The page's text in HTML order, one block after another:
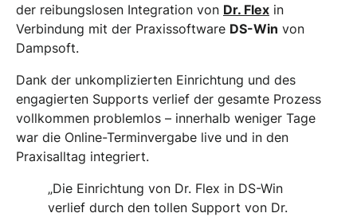
der reibungslosen Integration von Dr. Flex in
Verbindung mit der Praxissoftware DS-Win von
Dampsoft.
Dank der unkomplizierten Einrichtung und des
engagierten Supports verlief der gesamte Prozess
vollkommen problemlos – innerhalb weniger Tage
war die Online-Terminvergabe live und in den
Praxisalltag integriert.
„Die Einrichtung von Dr. Flex in DS-Win
verlief durch den tollen Support von Dr.